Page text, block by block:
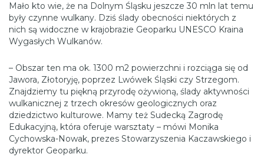
Mało kto wie, że na Dolnym Śląsku jeszcze 30 mln lat temu
były czynne wulkany. Dziś ślady obecności niektórych z
nich są widoczne w krajobrazie Geoparku UNESCO Kraina
Wygasłych Wulkanów.
– Obszar ten ma ok. 1300 m2 powierzchni i rozciąga się od
Jawora, Złotoryję, poprzez Lwówek Śląski czy Strzegom.
Znajdziemy tu piękną przyrodę ożywioną, ślady aktywności
wulkanicznej z trzech okresów geologicznych oraz
dziedzictwo kulturowe. Mamy też Sudecką Zagrodę
Edukacyjną, która oferuje warsztaty – mówi Monika
Cychowska-Nowak, prezes Stowarzyszenia Kaczawskiego i
dyrektor Geoparku.